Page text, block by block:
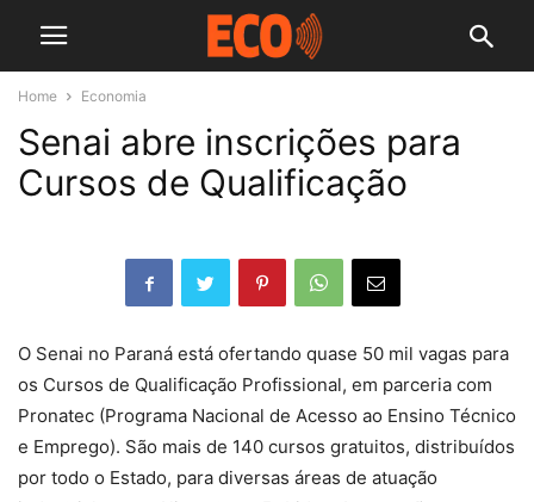
Home Economia
Senai abre inscrições para
Cursos de Qualificação
O Senai no Paraná está ofertando quase 50 mil vagas para
os Cursos de Qualificação Profissional, em parceria com
Pronatec (Programa Nacional de Acesso ao Ensino Técnico
e Emprego). São mais de 140 cursos gratuitos, distribuídos
por todo o Estado, para diversas áreas de atuação